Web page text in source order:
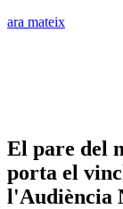
ara mateix
El pare del
porta el
l'Audiència